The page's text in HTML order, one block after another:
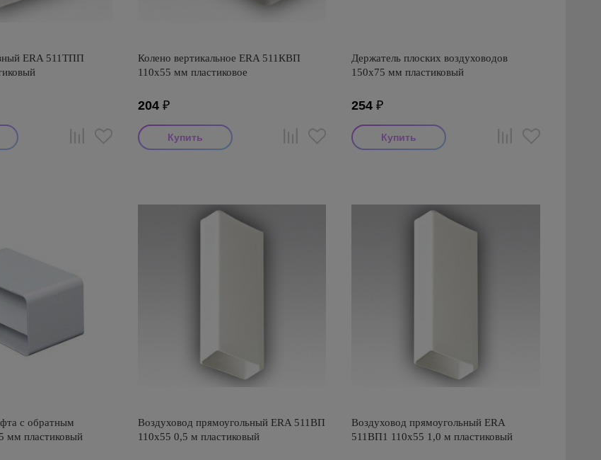
ERA 511ТПП
Колено вертикальное ERA 511КВП
110х55 мм пластиковое
204₽
Держатель плоских воздуховодов
150х75 мм пластиковый
254 ₽
с обратным
мм пластиковый
Воздуховод прямоугольный ERA 511ВП
110х55 0,5 м пластиковый
Воздуховод прямоугольный ERA
511ВП1 110х55 1,0 м пластиковый